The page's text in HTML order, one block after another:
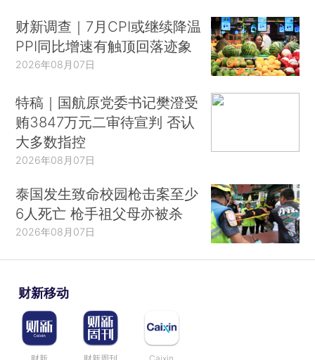
财新调查｜7月CPI或继续降温
PPI同比增速有触顶回落迹象
2026年08月07日
特稿｜国航原党委书记樊澄受
贿3847万元二审待宣判 否认
大多数指控
2026年08月07日
泰国发生致命校园枪击案至少
6人死亡 枪手祖父母亦被杀
2026年08月07日
财新移动